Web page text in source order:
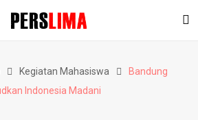
Kegiatan Mahasiswa
Bandung
Indonesia Madani